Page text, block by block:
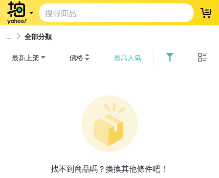
登
全部分類
最新上架 價格 最高人氣
找不到商品嗎？換換其他條件吧！